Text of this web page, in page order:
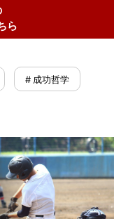
ら
# 成功哲学